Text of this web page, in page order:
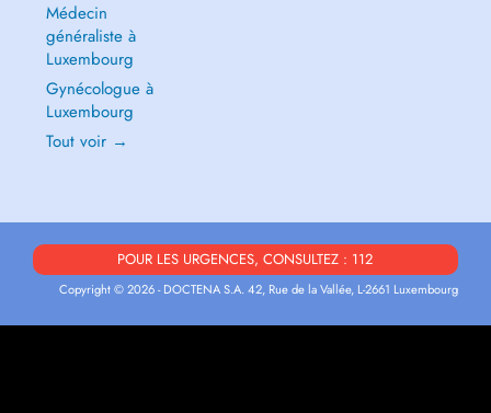
Médecin
généraliste à
Luxembourg
Gynécologue à
Luxembourg
Tout voir →
POUR LES URGENCES, CONSULTEZ : 112
Copyright © 2026 - DOCTENA S.A. 42, Rue de la Vallée, L-2661 Luxembourg